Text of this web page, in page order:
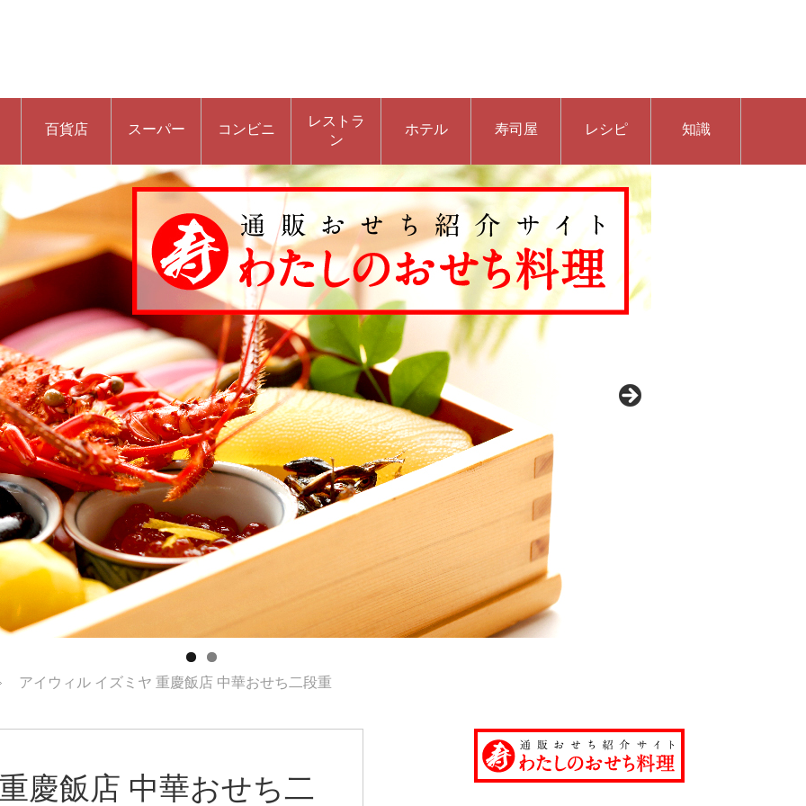
百貨店 スーパー コンビニ
レストラ
ン
ホテル 寿司屋 レシピ 知識
アイウィル イズミヤ 重慶飯店 中華おせち二段重
慶飯店 中華おせち二